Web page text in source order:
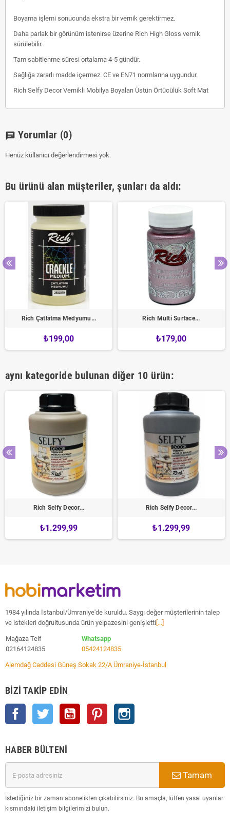
Boyama işlemi sonucunda ekstra bir vernik gerektirmez.
Daha parlak bir görünüm istenirse üzerine Rich High Gloss vernik
sürülebilir.
Tam sabitlenme süresi ortalama 4-5 gündür.
Sağlığa zararlı madde içermez. CE ve EN71 normlarına uygundur.
Rich Selfy Decor Vernikli Mobilya Boyaları Üstün Örtücülük Soft Mat
chat Yorumlar (0)
Henüz kullanıcı değerlendirmesi yok.
Bu ürünü alan müşteriler, şunları da aldı:
Rich Çatlatma Medyumu...
₺199,00
Rich Multi Surface...
₺179,00
aynı kategoride bulunan diğer 10 ürün:
Rich Selfy Decor...
₺1.299,99
Rich Selfy Decor...
₺1.299,99
1984 yılında İstanbul/Ümraniye'de kuruldu. Saygı değer müşterilerinin talep
ve istekleri doğrultusunda ürün yelpazesini genişletti [...]
Mağaza Telf
02164124835
Whatsapp
05424124835
Alemdağ Caddesi Güneş Sokak 22/A Ümraniye-İstanbul
BIZI TAKIP EDIN
Facebook Twitter YouTube Pinterest
HABER BÜLTENI
Tamam
İstediğiniz bir zaman abonelikten çıkabilirsiniz. Bu amaçla, lütfen yasal uyarılar
kısmındaki iletişim bilgilerimizi bulun.